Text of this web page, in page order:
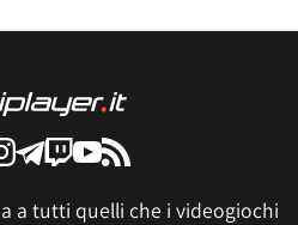
a tutti quelli che i videogiochi